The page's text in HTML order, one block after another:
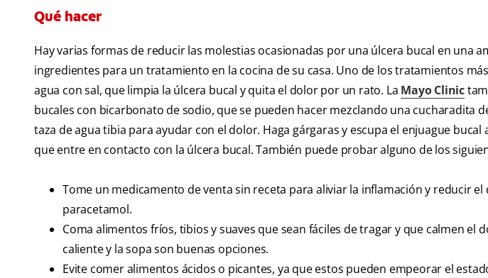
Qué hacer
Hay varias formas de reducir las molestias ocasionadas por una úlcera bucal en una
ingredientes para un tratamiento en la cocina de su casa. Uno de los tratamientos
agua con sal, que limpia la úlcera bucal y quita el dolor por un rato. La Mayo Clinic
bucales con bicarbonato de sodio, que se pueden hacer mezclando una cucharadita
taza de agua tibia para ayudar con el dolor. Haga gárgaras y escupa el enjuague
que entre en contacto con la úlcera bucal. También puede probar alguno de los
Tome un medicamento de venta sin receta para aliviar la inflamación y reducir
paracetamol.
Coma alimentos fríos, tibios y suaves que sean fáciles de tragar y que calmen el
caliente y la sopa son buenas opciones.
Evite comer alimentos ácidos o picantes, ya que estos pueden empeorar el